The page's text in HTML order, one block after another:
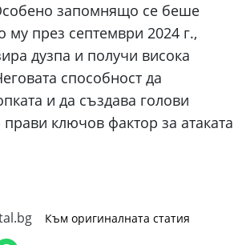
запомнящо се беше
му през септември 2024 г.,
дузпа и получи висока
способност да
и да създава голови
ключов фактор за атаката
Към оригиналната статия